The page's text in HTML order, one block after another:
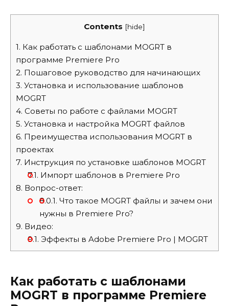
Contents [hide]
1. Как работать с шаблонами MOGRT в
программе Premiere Pro
2. Пошаговое руководство для начинающих
3. Установка и использование шаблонов
MOGRT
4. Советы по работе с файлами MOGRT
5. Установка и настройка MOGRT файлов
6. Преимущества использования MOGRT в
проектах
7. Инструкция по установке шаблонов MOGRT
7.1. Импорт шаблонов в Premiere Pro
8. Вопрос-ответ:
8.0.1. Что такое MOGRT файлы и зачем они
нужны в Premiere Pro?
9. Видео:
9.1. Эффекты в Adobe Premiere Pro | MOGRT
Как работать с шаблонами
MOGRT в программе Premiere